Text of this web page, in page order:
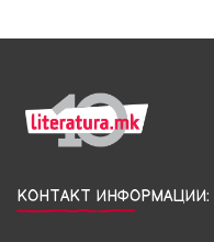
КОНТАКТ ИНФОРМАЦИИ: